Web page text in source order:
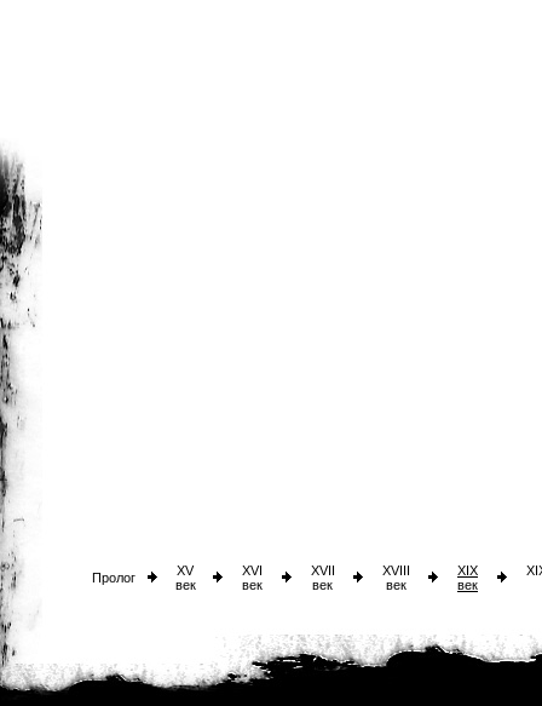
Пролог
XV
век
XVI
век
XVII
век
XVIII
век
XIX
век